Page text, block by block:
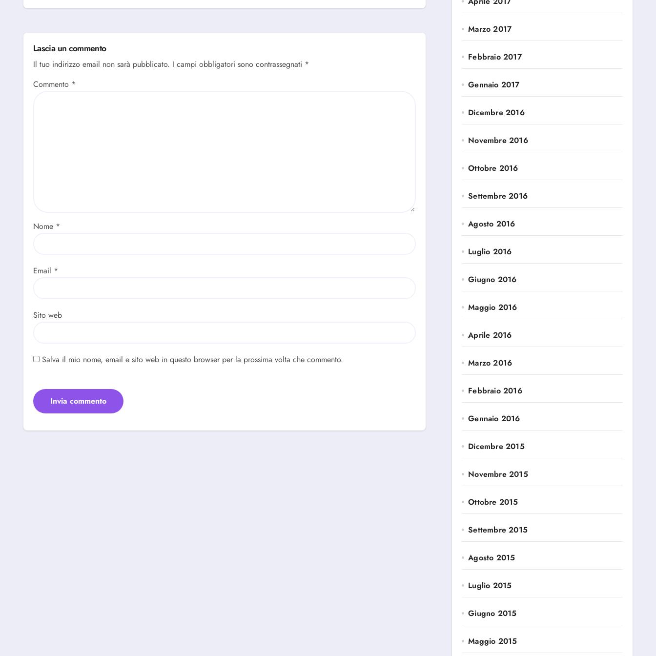
Alba Adriatica
Lascia un commento
Il tuo indirizzo email non sarà pubblicato. I campi obbligatori sono contrassegnati *
Commento *
Nome *
Email *
Sito web
Salva il mio nome, email e sito web in questo browser per la prossima volta che commento.
Marzo 2017
Febbraio 2017
Gennaio 2017
Dicembre 2016
Novembre 2016
Ottobre 2016
Settembre 2016
Agosto 2016
Luglio 2016
Giugno 2016
Maggio 2016
Aprile 2016
Marzo 2016
Febbraio 2016
Gennaio 2016
Dicembre 2015
Novembre 2015
Ottobre 2015
Settembre 2015
Agosto 2015
Luglio 2015
Giugno 2015
Maggio 2015